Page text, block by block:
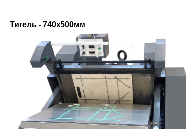
Тигель - 740х500мм